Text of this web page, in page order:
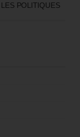
POLITIQUES